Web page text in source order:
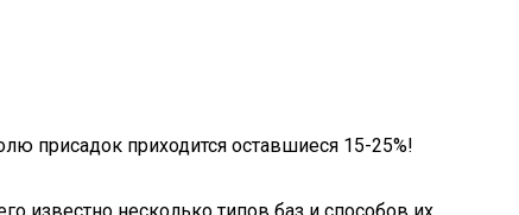
присадок приходится оставшиеся 15-25%!